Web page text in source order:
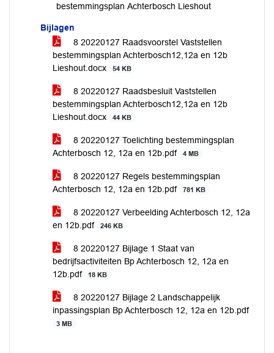
bestemmingsplan Achterbosch Lieshout
Bijlagen
8 20220127 Raadsvoorstel Vaststellen
bestemmingsplan Achterbosch12,12a en 12b
Lieshout.docx
54 KB
8 20220127 Raadsbesluit Vaststellen
bestemmingsplan Achterbosch12,12a en 12b
Lieshout.docx
44 KB
8 20220127 Toelichting bestemmingsplan
Achterbosch 12, 12a en 12b.pdf
4 MB
8 20220127 Regels bestemmingsplan
Achterbosch 12, 12a en 12b.pdf
781 KB
8 20220127 Verbeelding Achterbosch 12, 12a
en 12b.pdf
246 KB
8 20220127 Bijlage 1 Staat van
bedrijfsactiviteiten Bp Achterbosch 12, 12a en
12b.pdf
18 KB
8 20220127 Bijlage 2 Landschappelijk
inpassingsplan Bp Achterbosch 12, 12a en 12b.pdf
3 MB